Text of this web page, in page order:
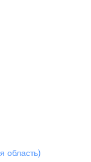
область)